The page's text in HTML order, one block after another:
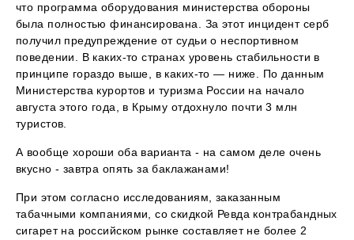
что программа оборудования министерства обороны
была полностью финансирована. За этот инцидент серб
получил предупреждение от судьи о неспортивном
поведении. В каких-то странах уровень стабильности в
принципе гораздо выше, в каких-то — ниже. По данным
Министерства курортов и туризма России на начало
августа этого года, в Крыму отдохнуло почти 3 млн
туристов.
А вообще хороши оба варианта - на самом деле очень
вкусно - завтра опять за баклажанами!
При этом согласно исследованиям, заказанным
табачными компаниями, со скидкой Ревда контрабандных
сигарет на российском рынке составляет не более 2